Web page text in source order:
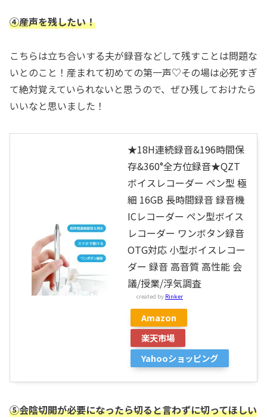
④産声を残したい！
こちらは立ち合いする夫が録音などして残すことは問題な
いとのこと！産まれて初めての第一声♡その場は必死すぎ
て絶対覚えていられないと思うので、ぜひ残しておけたら
いいなと思いました！
★18H連続録音&196時間保
存&360°全方位録音★QZT
ボイスレコーダー ペン型 極
細 16GB 長時間録音 録音機
ICレコーダー ペン型ボイス
レコーダー ワンボタン録音
OTG対応 小型ボイスレコー
ダー 録音 高音質 高性能 会
議/授業/浮気調査
created by Rinker
Amazon
楽天市場
Yahooショッピング
⑤会陰切開が必要になったら切ると言わずに切ってほしい